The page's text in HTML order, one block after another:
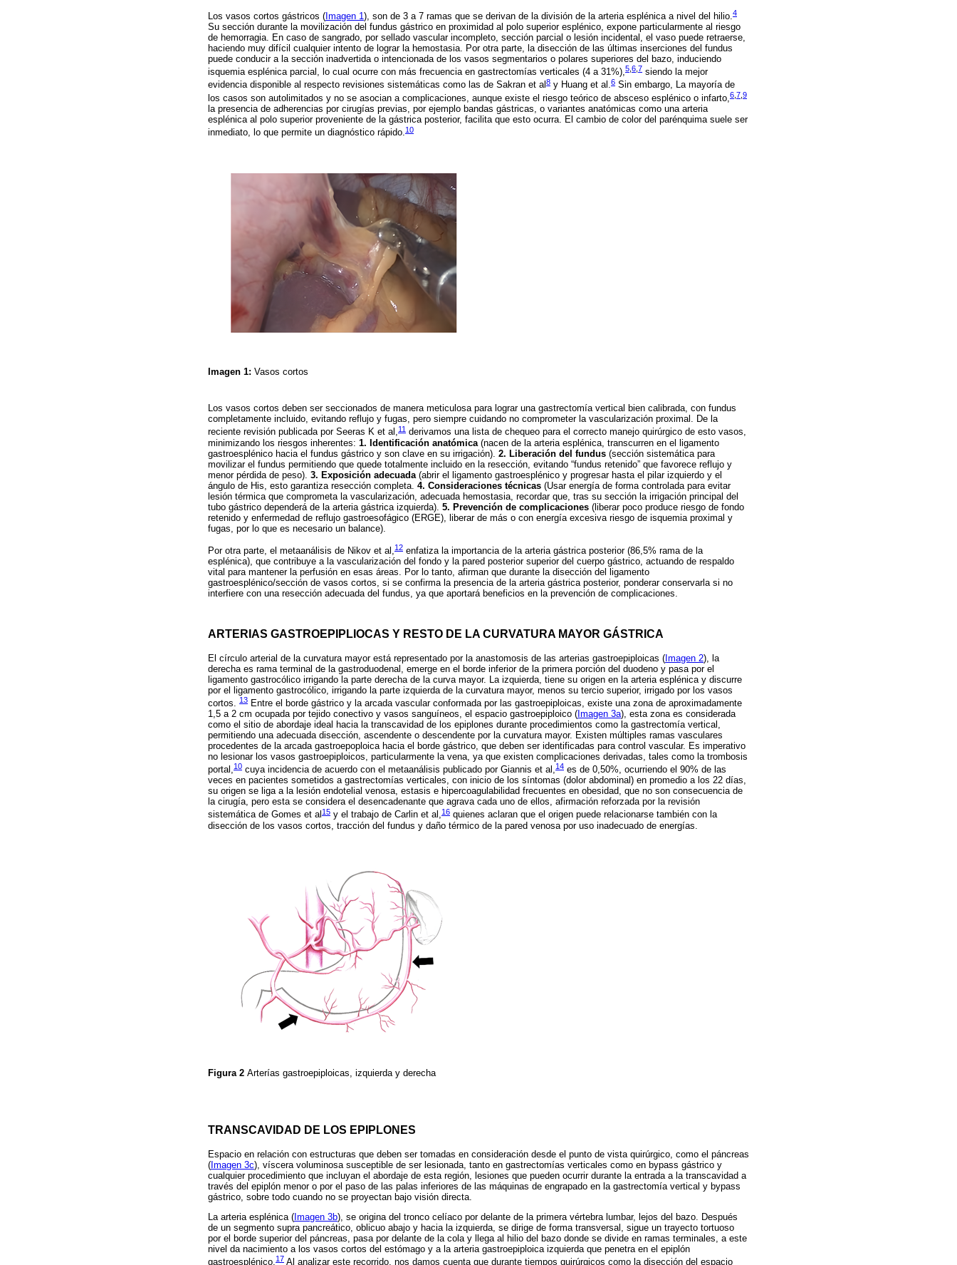
Los vasos cortos gástricos ( Imagen 1), son de 3 a 7 ramas que se derivan de la división de la arteria esplénica a nivel del hilio.4
Su sección durante la movilización del fundus gástrico en proximidad al polo superior esplénico, expone particularmente al riesgo
de hemorragia. En caso de sangrado, por sellado vascular incompleto, sección parcial o lesión incidental, el vaso puede retraerse,
haciendo muy difícil cualquier intento de lograr la hemostasia. Por otra parte, la disección de las últimas inserciones del fundus
puede conducir a la sección inadvertida o intencionada de los vasos segmentarios o polares superiores del bazo, induciendo
isquemia esplénica parcial, lo cual ocurre con más frecuencia en gastrectomías verticales (4 a 31%),5 6 7 siendo la mejor
evidencia disponible al respecto revisiones sistemáticas como las de Sakran et al8 y Huang et al.6 Sin embargo, La mayoría de
los casos son autolimitados y no se asocian a complicaciones, aunque existe el riesgo teórico de absceso esplénico o infarto,6 7 9
la presencia de adherencias por cirugías previas, por ejemplo bandas gástricas, o variantes anatómicas como una arteria
esplénica al polo superior proveniente de la gástrica posterior, facilita que esto ocurra. El cambio de color del parénquima suele ser
inmediato, lo que permite un diagnóstico rápido.10
Imagen 1: Vasos cortos
Los vasos cortos deben ser seccionados de manera meticulosa para lograr una gastrectomía vertical bien calibrada, con fundus
completamente incluido, evitando reflujo y fugas, pero siempre cuidando no comprometer la vascularización proximal. De la
reciente revisión publicada por Seeras K et al,11 derivamos una lista de chequeo para el correcto manejo quirúrgico de esto vasos,
minimizando los riesgos inherentes: 1. Identificación anatómica (nacen de la arteria esplénica, transcurren en el ligamento
gastroesplénico hacia el fundus gástrico y son clave en su irrigación). 2. Liberación del fundus (sección sistemática para
movilizar el fundus permitiendo que quede totalmente incluido en la resección, evitando “fundus retenido” que favorece reflujo y
menor pérdida de peso). 3. Exposición adecuada (abrir el ligamento gastroesplénico y progresar hasta el pilar izquierdo y el
ángulo de His, esto garantiza resección completa. 4. Consideraciones técnicas (Usar energía de forma controlada para evitar
lesión térmica que comprometa la vascularización, adecuada hemostasia, recordar que, tras su sección la irrigación principal del
tubo gástrico dependerá de la arteria gástrica izquierda). 5. Prevención de complicaciones (liberar poco produce riesgo de fondo
retenido y enfermedad de reflujo gastroesofágico (ERGE), liberar de más o con energía excesiva riesgo de isquemia proximal y
fugas, por lo que es necesario un balance).
Por otra parte, el metaanálisis de Nikov et al,12 enfatiza la importancia de la arteria gástrica posterior (86,5% rama de la
esplénica), que contribuye a la vascularización del fondo y la pared posterior superior del cuerpo gástrico, actuando de respaldo
vital para mantener la perfusión en esas áreas. Por lo tanto, afirman que durante la disección del ligamento
gastroesplénico/sección de vasos cortos, si se confirma la presencia de la arteria gástrica posterior, ponderar conservarla si no
interfiere con una resección adecuada del fundus, ya que aportará beneficios en la prevención de complicaciones.
ARTERIAS GASTROEPIPLIOCAS Y RESTO DE LA CURVATURA MAYOR GÁSTRICA
El círculo arterial de la curvatura mayor está representado por la anastomosis de las arterias gastroepiploicas (Imagen 2), la
derecha es rama terminal de la gastroduodenal, emerge en el borde inferior de la primera porción del duodeno y pasa por el
ligamento gastrocólico irrigando la parte derecha de la curva mayor. La izquierda, tiene su origen en la arteria esplénica y discurre
por el ligamento gastrocólico, irrigando la parte izquierda de la curvatura mayor, menos su tercio superior, irrigado por los vasos
cortos. 13 Entre el borde gástrico y la arcada vascular conformada por las gastroepiploicas, existe una zona de aproximadamente
1,5 a 2 cm ocupada por tejido conectivo y vasos sanguíneos, el espacio gastroepiploico ( Imagen 3a), esta zona es considerada
como el sitio de abordaje ideal hacia la transcavidad de los epiplones durante procedimientos como la gastrectomía vertical,
permitiendo una adecuada disección, ascendente o descendente por la curvatura mayor. Existen múltiples ramas vasculares
procedentes de la arcada gastroepoploica hacia el borde gástrico, que deben ser identificadas para control vascular. Es imperativo
no lesionar los vasos gastroepiploicos, particularmente la vena, ya que existen complicaciones derivadas, tales como la trombosis
portal,10 cuya incidencia de acuerdo con el metaanálisis publicado por Giannis et al,14 es de 0,50%, ocurriendo el 90% de las
veces en pacientes sometidos a gastrectomías verticales, con inicio de los síntomas (dolor abdominal) en promedio a los 22 días,
su origen se liga a la lesión endotelial venosa, estasis e hipercoagulabilidad frecuentes en obesidad, que no son consecuencia de
la cirugía, pero esta se considera el desencadenante que agrava cada uno de ellos, afirmación reforzada por la revisión
sistemática de Gomes et al 15 y el trabajo de Carlin et al,16 quienes aclaran que el origen puede relacionarse también con la
disección de los vasos cortos, tracción del fundus y daño térmico de la pared venosa por uso inadecuado de energías.
Figura 2 Arterías gastroepiploicas, izquierda y derecha
TRANSCAVIDAD DE LOS EPIPLONES
Espacio en relación con estructuras que deben ser tomadas en consideración desde el punto de vista quirúrgico, como el páncreas
(Imagen 3c), víscera voluminosa susceptible de ser lesionada, tanto en gastrectomías verticales como en bypass gástrico y
cualquier procedimiento que incluyan el abordaje de esta región, lesiones que pueden ocurrir durante la entrada a la transcavidad a
través del epiplón menor o por el paso de las palas inferiores de las máquinas de engrapado en la gastrectomía vertical y bypass
gástrico, sobre todo cuando no se proyectan bajo visión directa.
La arteria esplénica ( Imagen 3b), se origina del tronco celíaco por delante de la primera vértebra lumbar, lejos del bazo. Después
de un segmento supra pancreático, oblicuo abajo y hacia la izquierda, se dirige de forma transversal, sigue un trayecto tortuoso
por el borde superior del páncreas, pasa por delante de la cola y llega al hilio del bazo donde se divide en ramas terminales, a este
nivel da nacimiento a los vasos cortos del estómago y a la arteria gastroepiploica izquierda que penetra en el epiplón
gastroesplénico.17 Al analizar este recorrido, nos damos cuenta que durante tiempos quirúrgicos como la disección del espacio